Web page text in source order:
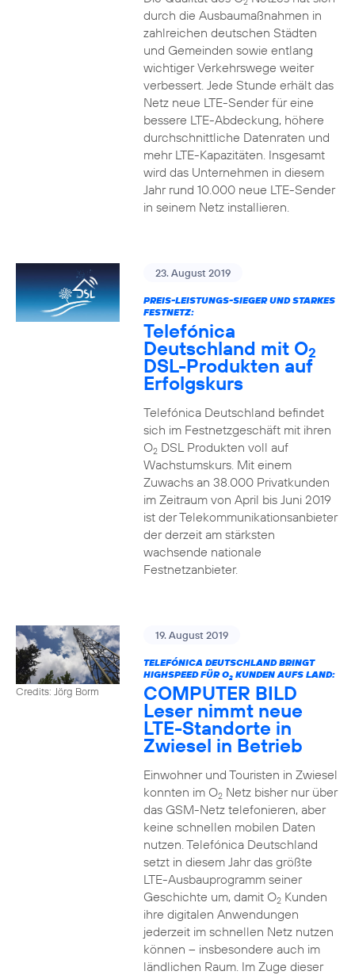
durch die Ausbaumaßnahmen in
zahlreichen deutschen Städten
und Gemeinden sowie entlang
wichtiger Verkehrswege weiter
verbessert. Jede Stunde erhält das
Netz neue LTE-Sender für eine
bessere LTE-Abdeckung, höhere
durchschnittliche Datenraten und
mehr LTE-Kapazitäten. Insgesamt
wird das Unternehmen in diesem
Jahr rund 10.000 neue LTE-Sender
in seinem Netz installieren.
23. August 2019
PREIS-LEISTUNGS-SIEGER UND STARKES
FESTNETZ:
Telefónica
Deutschland mit O2
DSL-Produkten auf
Erfolgskurs
Telefónica Deutschland befindet
sich im Festnetzgeschäft mit ihren
O2DSL Produkten voll auf
Wachstumskurs. Mit einem
Zuwachs an 38.000 Privatkunden
im Zeitraum von April bis Juni 2019
ist der Telekommunikationsanbieter
der derzeit am stärksten
wachsende nationale
Festnetzanbieter.
Credits: Jörg Borm
19. August 2019
TELEFÓNICA DEUTSCHLAND BRINGT
HIGHSPEED FÜR O2KUNDEN AUFS LAND:
COMPUTER BILD
Leser nimmt neue
LTE-Standorte in
Zwiesel in Betrieb
Einwohner und Touristen in Zwiesel
konnten im O2Netz bisher nur über
das GSM-Netz telefonieren, aber
keine schnellen mobilen Daten
nutzen. Telefónica Deutschland
setzt in diesem Jahr das größte
LTE-Ausbauprogramm seiner
Geschichte um, damit O2Kunden
ihre digitalen Anwendungen
jederzeit im schnellen Netz nutzen
können – insbesondere auch im
ländlichen Raum. Im Zuge dieser